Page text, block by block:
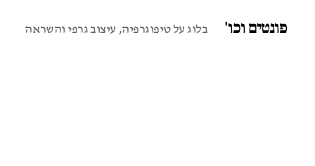
פונטים וכו' בלוג על טיפוגרפיה, עיצוב גרפי והשראה